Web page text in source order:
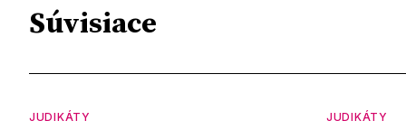
Súvisiace
JUDIKÁTY JUDIKÁTY